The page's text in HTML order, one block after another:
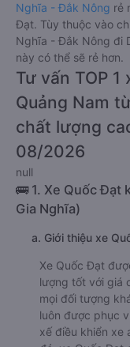
Nghĩa - Đắk Nông rẻ
Đạt. Tùy thuộc vào
Nghĩa - Đắk Nông đi
này có thể sẽ rẻ hơn.
Tư vấn TOP
Quảng Nam
chất lượng
08/2026
null
🚌 1. Xe Quốc Đạt
Gia Nghĩa)
a. Giới thiệu xe
Xe Quốc Đạt
lượng tốt với giá
mọi đối tượng
luôn được phục
xế điều khiển xe